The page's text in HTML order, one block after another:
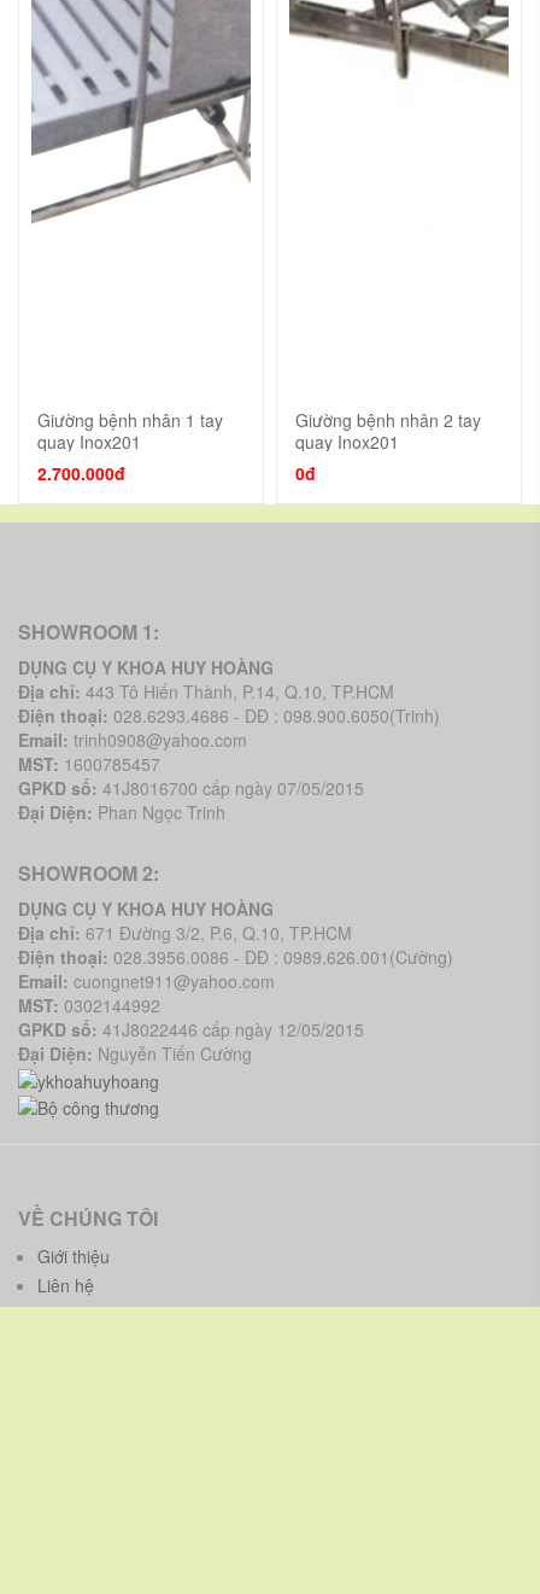
Giường bệnh nhân 1 tay
quay Inox201
2.700.000đ
Giường bệnh nhân 2 tay
quay Inox201
0đ
SHOWROOM 1:
DỤNG CỤ Y KHOA HUY HOÀNG
Địa chỉ: 443 Tô Hiến Thành, P.14, Q.10, TP.HCM
Điện thoại: 028.6293.4686 - DĐ : 098.900.6050(Trinh)
Email: trinh0908@yahoo.com
MST: 1600785457
GPKD số: 41J8016700 cấp ngày 07/05/2015
Đại Diện: Phan Ngọc Trinh
SHOWROOM 2:
DỤNG CỤ Y KHOA HUY HOÀNG
Địa chỉ: 671 Đường 3/2, P.6, Q.10, TP.HCM
Điện thoại: 028.3956.0086 - DĐ : 0989.626.001(Cường)
Email: cuongnet911@yahoo.com
MST: 0302144992
GPKD số: 41J8022446 cấp ngày 12/05/2015
Đại Diện: Nguyễn Tiến Cường
VỀ CHÚNG TÔI
Giới thiệu
Liên hệ